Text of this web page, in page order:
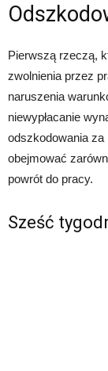
Pierwszą rzeczą,
zwolnienia przez
naruszenia
niewypłacanie
odszkodowania za
obejmować
powrót do pracy.
Sześć